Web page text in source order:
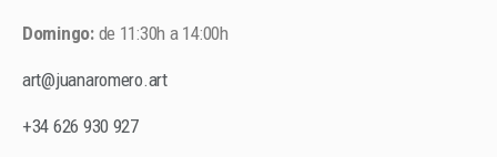
Domingo:de 11:30h a 14:00h
art@juanaromero.art
+34 626 930 927